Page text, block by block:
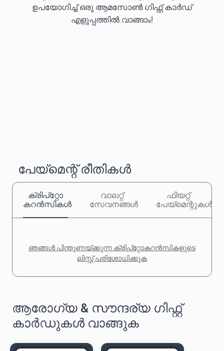
ഉപയോഗിച്ച് ഒരു ആമസോൺ ഗിഫ്റ്റ് കാർഡ്
എളുപ്പത്തിൽ വാങ്ങാം!
പേയ്‌മെന്റ് രീതികൾ
ക്രിപ്‌റ്റോ
കറൻസികൾ
വാലറ്റ്
സേവനങ്ങൾ
ഫിയറ്റ്
പേയ്‌മെന്റുകൾ
ഞങ്ങൾ പിന്തുണയ്ക്കുന്ന ക്രിപ്‌റ്റോകറൻസികളുടെ
ലിസ്റ്റ് പരിശോധിക്കുക
ആരോഗ്യ & സൗന്ദര്യ ഗിഫ്റ്റ്
കാർഡുകൾ വാങ്ങുക